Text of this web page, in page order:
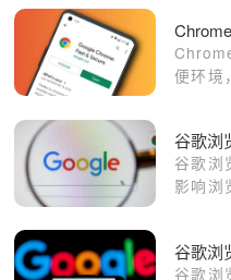
便环境
谷歌浏
影响浏
便捷性
谷歌浏